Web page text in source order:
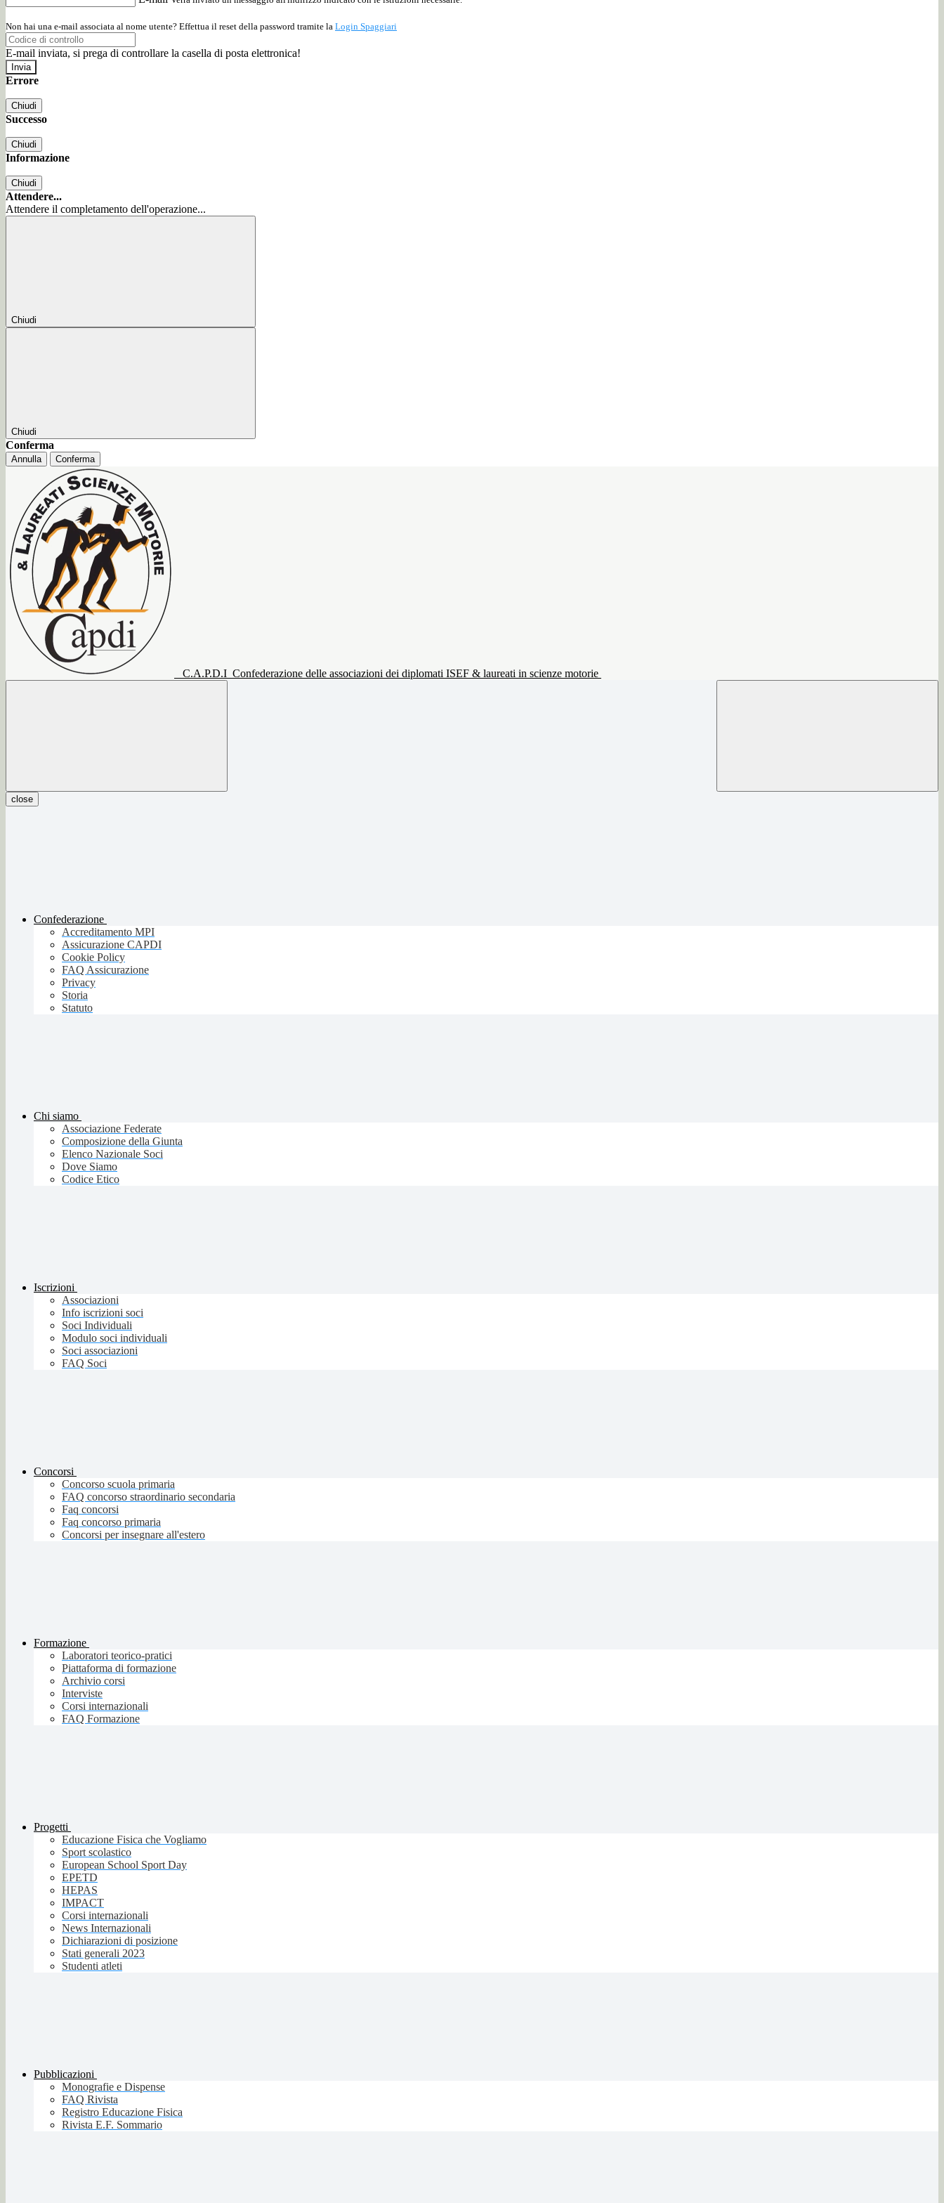
Non hai una e-mail associata al nome utente? Effettua il reset della password tramite la Login Spaggiari
E-mail inviata, si prega di controllare la casella di posta elettronica!
Errore
Chiudi
Successo
Chiudi
Informazione
Chiudi
Attendere...
Attendere il completamento dell'operazione...
Chiudi
Chiudi
Conferma
Annulla Conferma
C.A.P.D.I Confederazione delle associazioni dei diplomati ISEF & laureati in scienze motorie
close
Confederazione
Accreditamento MPI
Assicurazione CAPDI
Cookie Policy
FAQ Assicurazione
Privacy
Storia
Statuto
Chi siamo
Associazione Federate
Composizione della Giunta
Elenco Nazionale Soci
Dove Siamo
Codice Etico
Iscrizioni
Associazioni
Info iscrizioni soci
Soci Individuali
Modulo soci individuali
Soci associazioni
FAQ Soci
Concorsi
Concorso scuola primaria
FAQ concorso straordinario secondaria
Faq concorsi
Faq concorso primaria
Concorsi per insegnare all'estero
Formazione
Laboratori teorico-pratici
Piattaforma di formazione
Archivio corsi
Interviste
Corsi internazionali
FAQ Formazione
Progetti
Educazione Fisica che Vogliamo
Sport scolastico
European School Sport Day
EPETD
HEPAS
IMPACT
Corsi internazionali
News Internazionali
Dichiarazioni di posizione
Stati generali 2023
Studenti atleti
Pubblicazioni
Monografie e Dispense
FAQ Rivista
Registro Educazione Fisica
Rivista E.F. Sommario